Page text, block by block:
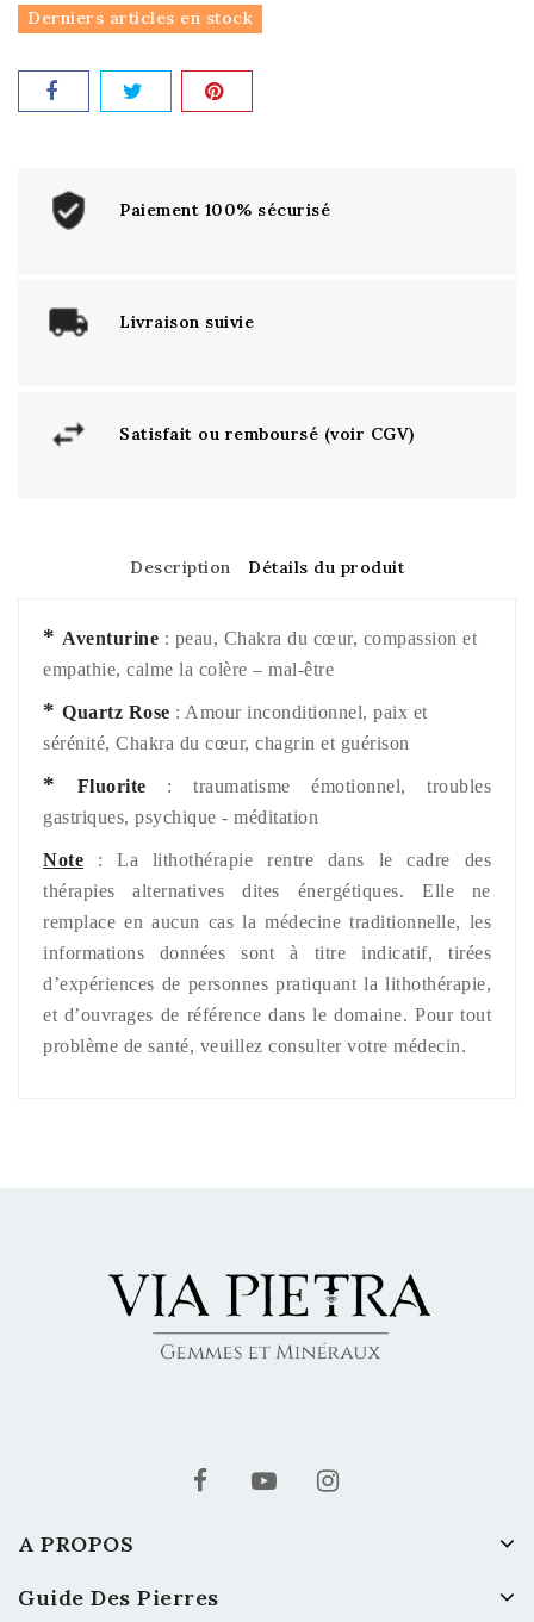
Derniers articles en stock
Paiement 100% sécurisé
Livraison suivie
Satisfait ou remboursé (voir CGV)
Description Détails du produit
* Aventurine : peau, Chakra du cœur, compassion et
empathie, calme la colère – mal-être
* Quartz Rose : Amour inconditionnel, paix et
sérénité, Chakra du cœur, chagrin et guérison
* Fluorite : traumatisme émotionnel, troubles
gastriques, psychique - méditation
Note : La lithothérapie rentre dans le cadre des
thérapies alternatives dites énergétiques. Elle ne
remplace en aucun cas la médecine traditionnelle, les
informations données sont à titre indicatif, tirées
d’expériences de personnes pratiquant la lithothérapie,
et d’ouvrages de référence dans le domaine. Pour tout
problème de santé, veuillez consulter votre médecin.
A PROPOS
Guide Des Pierres